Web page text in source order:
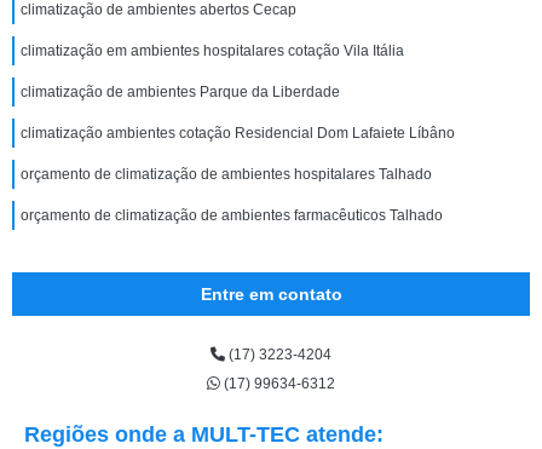
climatização de ambientes abertos Cecap
climatização em ambientes hospitalares cotação Vila Itália
climatização de ambientes Parque da Liberdade
climatização ambientes cotação Residencial Dom Lafaiete Líbâno
orçamento de climatização de ambientes hospitalares Talhado
orçamento de climatização de ambientes farmacêuticos Talhado
Entre em contato
(17) 3223-4204
(17) 99634-6312
Regiões onde a MULT-TEC atende: